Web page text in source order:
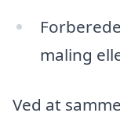
maling
Ved at